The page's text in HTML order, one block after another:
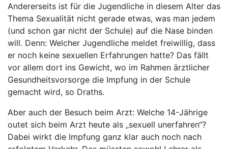
Andererseits ist für die Jugendliche in diesem Alter das
Thema Sexualität nicht gerade etwas, was man jedem
(und schon gar nicht der Schule) auf die Nase binden
will. Denn: Welcher Jugendliche meldet freiwillig, dass
er noch keine sexuellen Erfahrungen hatte? Das fällt
vor allem dort ins Gewicht, wo im Rahmen ärztlicher
Gesundheitsvorsorge die Impfung in der Schule
gemacht wird, so Draths.
Aber auch der Besuch beim Arzt: Welche 14-Jährige
outet sich beim Arzt heute als „sexuell unerfahren“?
Dabei wirkt die Impfung ganz klar auch noch nach